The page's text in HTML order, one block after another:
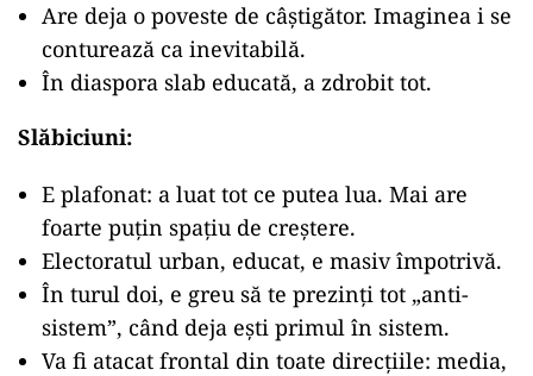
Are deja o poveste de câștigător. Imaginea i se
conturează ca inevitabilă.
În diaspora slab educată, a zdrobit tot.
Slăbiciuni:
E plafonat: a luat tot ce putea lua. Mai are
foarte puțin spațiu de creștere.
Electoratul urban, educat, e masiv împotrivă.
În turul doi, e greu să te prezinți tot „anti-
sistem”, când deja ești primul în sistem.
Va fi atacat frontal din toate direcțiile: media,